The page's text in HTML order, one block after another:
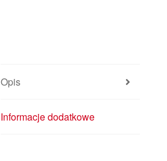
Opis
Informacje dodatkowe